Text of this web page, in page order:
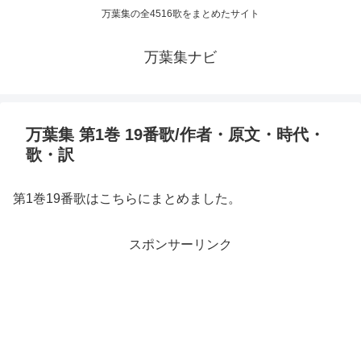
万葉集の全4516歌をまとめたサイト
万葉集ナビ
万葉集 第1巻 19番歌/作者・原文・時代・
歌・訳
第1巻19番歌はこちらにまとめました。
スポンサーリンク